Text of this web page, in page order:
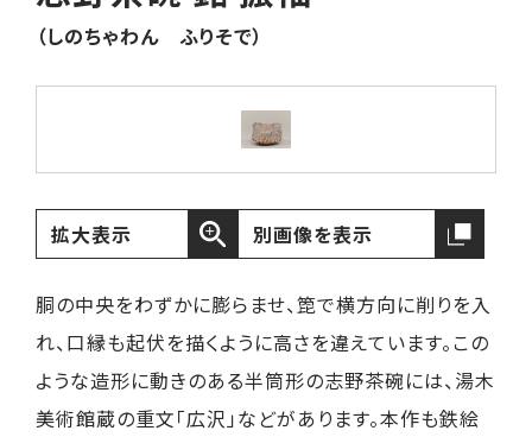
（しのちゃわん ふりそで）
拡大表示 別画像を表示
胴の中央をわずかに膨らませ、箆で横方向に削りを入
れ、口縁も起伏を描くように高さを違えています。この
ような造形に動きのある半筒形の志野茶碗には、湯木
美術館蔵の重文「広沢」などがあります。本作も鉄絵